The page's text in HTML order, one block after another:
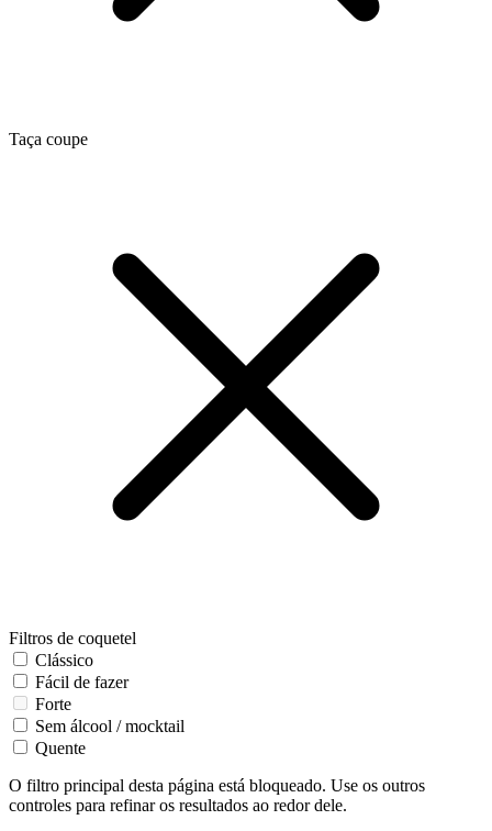
Taça coupe
Filtros de coquetel
Clássico
Fácil de fazer
Forte
Sem álcool / mocktail
Quente
O filtro principal desta página está bloqueado. Use os outros
controles para refinar os resultados ao redor dele.